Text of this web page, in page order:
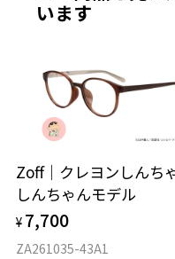
お持ちのZoffメガ
仕上がり寸法
D 仕上がりの横幅：約
きます。
※保証期間内に交換が行
延長されません。
安心2 視力測定無料
視力の変化を早めに
力測定をおすすめい
最寄りのZoff実店舗にて
※サングラスやパッケー
談ください。
＜メガネの度数情報がわか
オンラインストアでフレ
実店舗で度付きにできます
ご購入時に「レンズ交換
度数を測定のうえ、度付
います
Zoff｜クレヨンしんち
しんちゃんモデル
¥ 7,700
ZA261035-43A1